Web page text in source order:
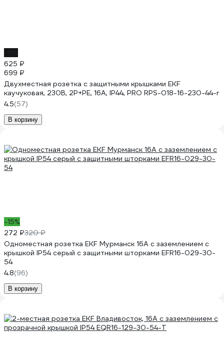
625 ₽
699 ₽
Двухместная розетка с защитными крышками EKF
каучуковая, 230В, 2P+PE, 16A, IP44, PRO RPS-018-16-230-44-r
4.5(57)
В корзину
-15%
272 ₽320 ₽
Одноместная розетка EKF Мурманск 16А с заземлением с
крышкой IP54 серый с защитными шторками EFR16-029-30-
54
4.8(96)
В корзину